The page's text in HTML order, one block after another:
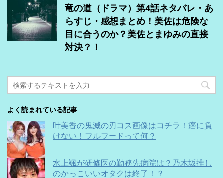
竜の道（ドラマ）第4話ネタバレ・あ
らすじ・感想まとめ！美佐は危険な
目に合うのか？美佐とまゆみの直接
対決？！
よく読まれている記事
叶美香の鬼滅の刃コス画像はコチラ！癌に負
けない！フルフードって何？
水上颯が研修医の勤務先病院は？乃木坂推し
のかっこいいオタクは終了！？